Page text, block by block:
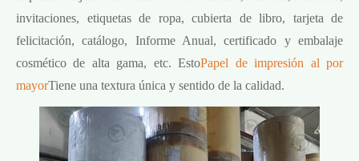
invitaciones, etiquetas de ropa, cubierta de libro, tarjeta de
felicitación, catálogo, Informe Anual, certificado y embalaje
cosmético de alta gama, etc. EstoPapel de impresión al por
mayorTiene una textura única y sentido de la calidad.